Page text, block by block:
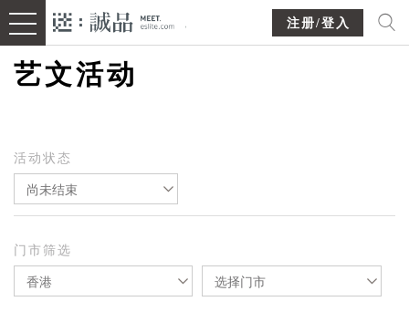
注册/登入
艺文活动
活动状态
尚未结束
门市筛选
香港 选择门市